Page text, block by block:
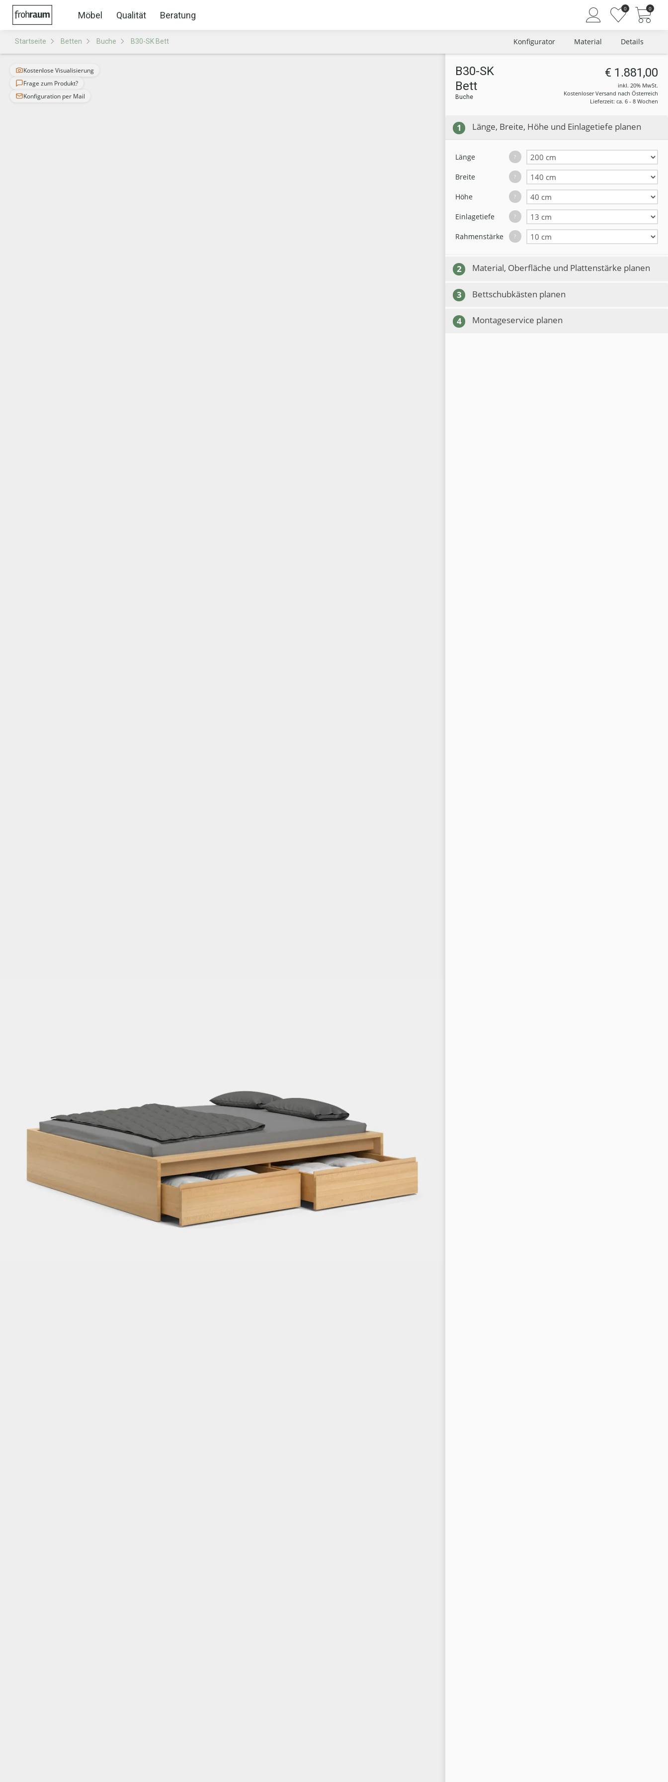
Möbel Qualität Beratung
Passwort vergessen?
0 0
Startseite Betten Buche B30-SK Bett Konfigurator Material Details
Kostenlose Visualisierung
Frage zum Produkt?
Konfiguration per Mail
B30-SK
Bett
Buche
€ 1.881,00
inkl. 20% MwSt.
Kostenloser Versand nach Österreich
Lieferzeit: ca. 6 - 8 Wochen
1 Länge, Breite, Höhe und Einlagetiefe planen
Länge ?
Breite ?
Höhe ?
Einlagetiefe ?
Rahmenstärke ?
2 Material, Oberfläche und Plattenstärke planen
3 Bettschubkästen planen
4 Montageservice planen